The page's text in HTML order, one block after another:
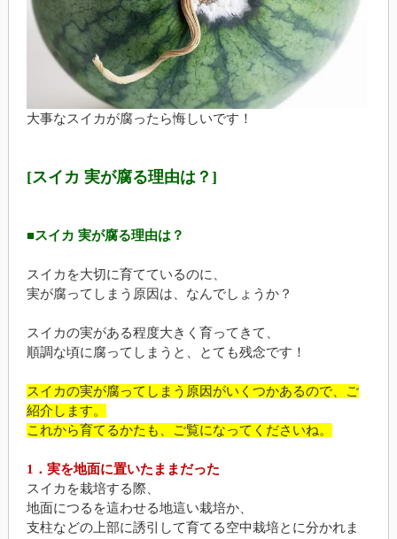
大事なスイカが腐ったら悔しいです！
[スイカ 実が腐る理由は？]
■スイカ 実が腐る理由は？
スイカを大切に育てているのに、
実が腐ってしまう原因は、なんでしょうか？
スイカの実がある程度大きく育ってきて、
順調な頃に腐ってしまうと、とても残念です！
スイカの実が腐ってしまう原因がいくつかあるので、ご
紹介します。
これから育てるかたも、ご覧になってくださいね。
1．実を地面に置いたままだった
スイカを栽培する際、
地面につるを這わせる地這い栽培か、
支柱などの上部に誘引して育てる空中栽培とに分かれま